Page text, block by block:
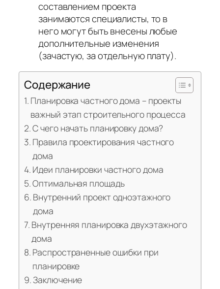
составлением проекта
занимаются специалисты, то в
него могут быть внесены любые
дополнительные изменения
(зачастую, за отдельную плату).
Содержание
Планировка частного дома – проекты
важный этап строительного процесса
С чего начать планировку дома?
Правила проектирования частного
дома
Идеи планировки частного дома
Оптимальная площадь
Внутренний проект одноэтажного
дома
Внутренняя планировка двухэтажного
дома
Распространенные ошибки при
планировке
Заключение